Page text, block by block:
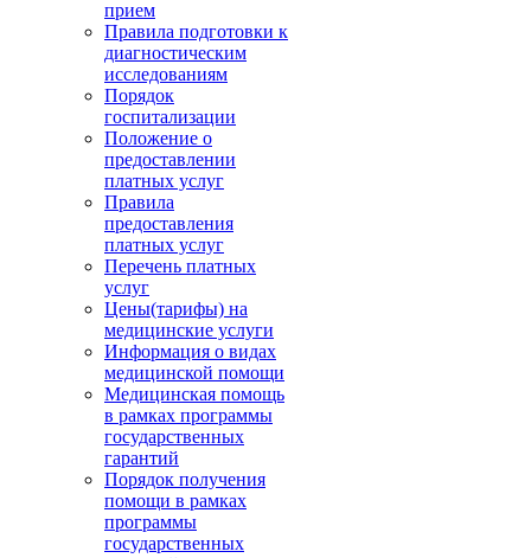
прием
Правила подготовки к
диагностическим
исследованиям
Порядок
госпитализации
Положение о
предоставлении
платных услуг
Правила
предоставления
платных услуг
Перечень платных
услуг
Цены(тарифы) на
медицинские услуги
Информация о видах
медицинской помощи
Медицинская помощь
в рамках программы
государственных
гарантий
Порядок получения
помощи в рамках
программы
государственных